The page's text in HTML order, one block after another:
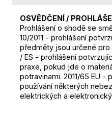
OSVĚDČENÍ /
Prohlášení o shodě se
10/2011 - prohlášení
předměty jsou určené
/ ES - prohlášení
praxe, pokud jde o
potravinami. 2011/65 EU -
používání některých
elektrických a